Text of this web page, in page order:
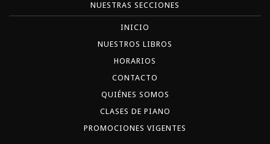
NUESTRAS SECCIONES
INICIO
NUESTROS LIBROS
HORARIOS
CONTACTO
QUIÉNES SOMOS
CLASES DE PIANO
PROMOCIONES VIGENTES